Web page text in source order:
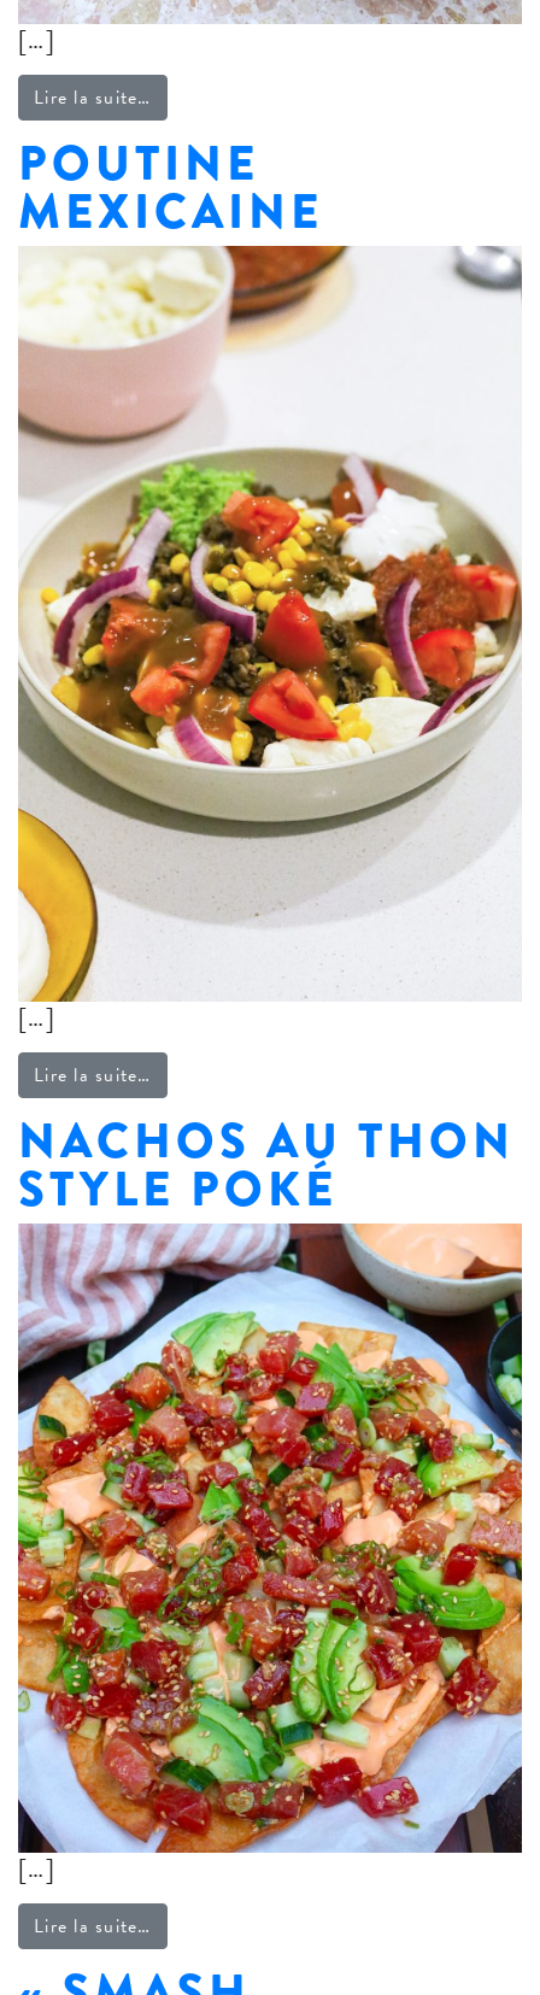
[…]
Lire la suite…
POUTINE
MEXICAINE
[…]
Lire la suite…
NACHOS AU THON
STYLE POKÉ
[…]
Lire la suite…